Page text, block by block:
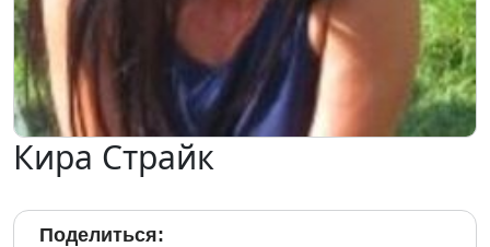
Кира Страйк
Поделиться: